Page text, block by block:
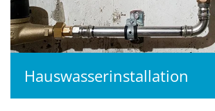
Hauswasserinstallation